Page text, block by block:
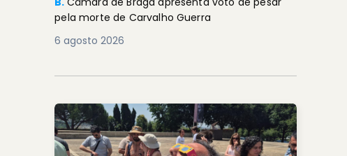
pela morte de Carvalho Guerra
6 agosto 2026